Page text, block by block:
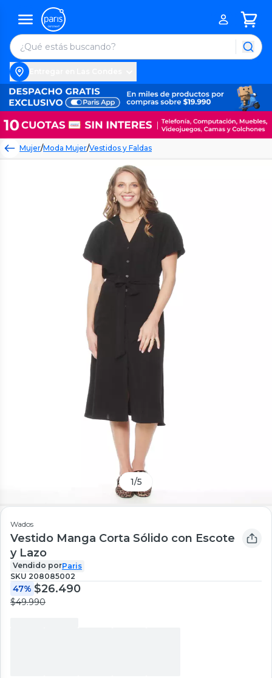
Mujer/Moda Mujer/Vestidos y Faldas
1/5
Wados
Vestido Manga Corta Sólido con Escote
y Lazo
Vendido porParis
SKU 208085002
47% $26.490
$49.990